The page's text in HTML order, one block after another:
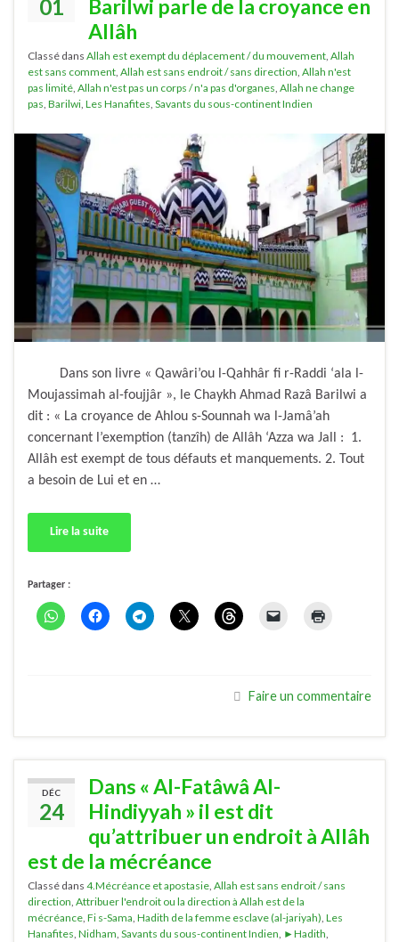
01
Barilwi parle de la croyance en
Allâh
Classé dans Allah est exempt du déplacement / du mouvement Allah
est sans comment Allah est sans endroit / sans direction Allah n'est
pas limité Allah n'est pas un corps / n'a pas d'organes Allah ne change
pas Barilwi Les Hanafites Savants du sous-continent Indien
Dans son livre « Qawâri’ou l-Qahhâr fi r-Raddi ‘ala l-
Moujassimah al-foujjâr », le Chaykh Ahmad Razâ Barilwi a
dit : « La croyance de Ahlou s-Sounnah wa l-Jamâ’ah
concernant l’exemption (tanzîh) de Allâh ‘Azza wa Jall : 1.
Allâh est exempt de tous défauts et manquements. 2. Tout
a besoin de Lui et en …
Lire la suite
Partager :
Faire un commentaire
DÉC
24
Dans « Al-Fatâwâ Al-
Hindiyyah » il est dit
qu’attribuer un endroit à Allâh
est de la mécréance
Classé dans 4.Mécréance et apostasie Allah est sans endroit / sans
direction Attribuer l'endroit ou la direction à Allah est de la
mécréance Fi s-Sama Hadith de la femme esclave (al-jariyah) Les
Hanafites Nidham Savants du sous-continent Indien ►Hadith